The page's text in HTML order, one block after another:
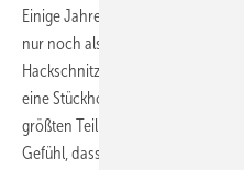
Einige Jahre hat er noch mit einer
nur noch als Reserveheizung.
Hackschnitzelheizung mit 300 kW
eine Stückholzheizung mit 350
größten Teil aus der Region
Gefühl, dass es noch eine